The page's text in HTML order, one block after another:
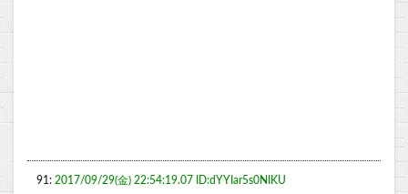
91: 2017/09/29(金) 22:54:19.07 ID:dYYIar5s0NIKU